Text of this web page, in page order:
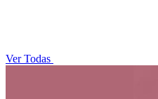
Ver Todas